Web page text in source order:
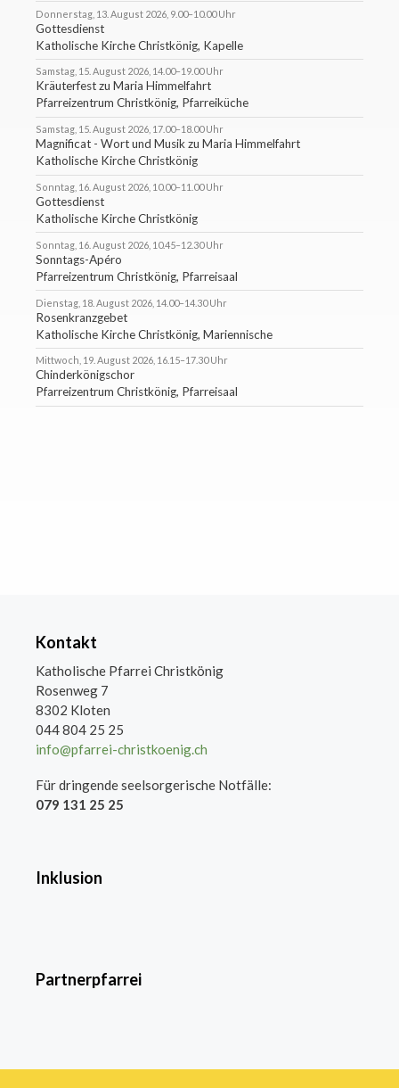
Donnerstag, 13. August 2026, 9.00–10.00 Uhr
Gottesdienst
Katholische Kirche Christkönig, Kapelle
Samstag, 15. August 2026, 14.00–19.00 Uhr
Kräuterfest zu Maria Himmelfahrt
Pfarreizentrum Christkönig, Pfarreiküche
Samstag, 15. August 2026, 17.00–18.00 Uhr
Magnificat - Wort und Musik zu Maria Himmelfahrt
Katholische Kirche Christkönig
Sonntag, 16. August 2026, 10.00–11.00 Uhr
Gottesdienst
Katholische Kirche Christkönig
Sonntag, 16. August 2026, 10.45–12.30 Uhr
Sonntags-Apéro
Pfarreizentrum Christkönig, Pfarreisaal
Dienstag, 18. August 2026, 14.00–14.30 Uhr
Rosenkranzgebet
Katholische Kirche Christkönig, Mariennische
Mittwoch, 19. August 2026, 16.15–17.30 Uhr
Chinderkönigschor
Pfarreizentrum Christkönig, Pfarreisaal
Kontakt
Katholische Pfarrei Christkönig
Rosenweg 7
8302 Kloten
044 804 25 25
info@pfarrei-christkoenig.ch
Für dringende seelsorgerische Notfälle:
079 131 25 25
Inklusion
Partnerpfarrei